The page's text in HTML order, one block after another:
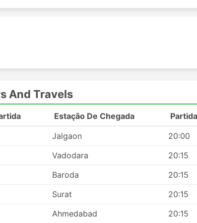
And Travels
Estação De Chegada Partida
Jalgaon 20:00
Vadodara 20:15
Baroda 20:15
Surat 20:15
Ahmedabad 20:15